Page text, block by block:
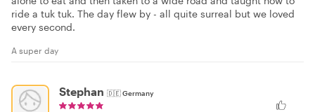
ride a tuk tuk. The day flew by - all quite surreal but we loved
every second.
A super day
Stephan 🇩🇪Germany